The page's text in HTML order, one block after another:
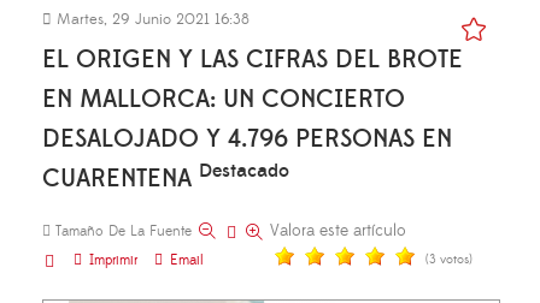
Martes, 29 Junio 2021 16:38
EL ORIGEN Y LAS CIFRAS DEL BROTE
EN MALLORCA: UN CONCIERTO
DESALOJADO Y 4.796 PERSONAS EN
CUARENTENA Destacado
Tamaño De La Fuente
Imprimir
Email
Valora este artículo
(3 votos)